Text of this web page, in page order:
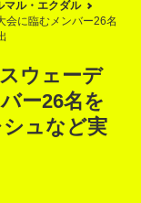
マル・エクダル
会に臨むメンバー26名
ウェーデ
ー26名を
ュなど実